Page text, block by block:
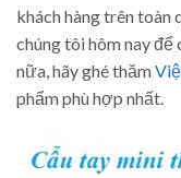
khách hàng trên toàn
chúng tôi hôm nay
nữa, hãy ghé thăm
phẩm phù hợp nhất.